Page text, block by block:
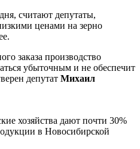
считают депутаты,
ценами на зерно
заказа производство
убыточным и не обеспечит
депутат Михаил
хозяйства дают почти 30%
в Новосибирской